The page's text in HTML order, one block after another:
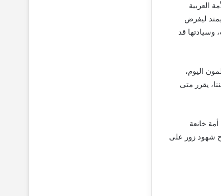
العربية
ليفرض
قد
اليوم،
يقرر متى
خانعة
شهود زور على